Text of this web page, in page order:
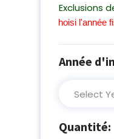
Exclusions
choisi l'année fiscale
Année
Quantité: